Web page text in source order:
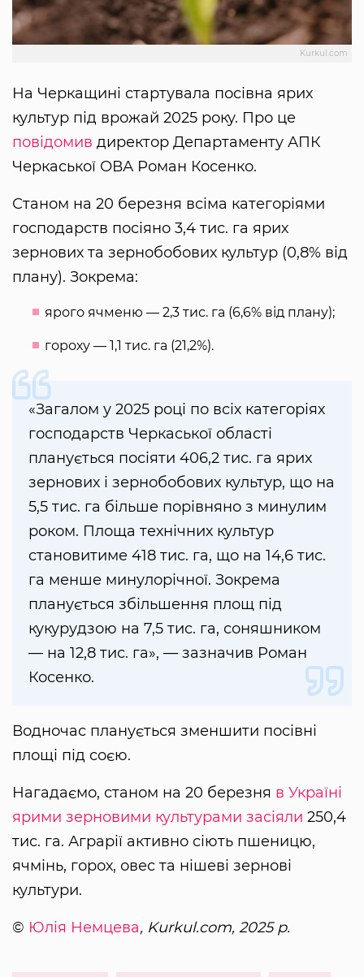
Kurkul.com
На Черкащині стартувала посівна ярих
культур під врожай 2025 року. Про це
повідомив директор Департаменту АПК
Черкаської ОВА Роман Косенко.
Станом на 20 березня всіма категоріями
господарств посіяно 3,4 тис. га ярих
зернових та зернобобових культур (0,8% від
плану). Зокрема:
ярого ячменю — 2,3 тис. га (6,6% від плану);
гороху — 1,1 тис. га (21,2%).
«Загалом у 2025 році по всіх категоріях
господарств Черкаської області
планується посіяти 406,2 тис. га ярих
зернових і зернобобових культур, що на
5,5 тис. га більше порівняно з минулим
роком. Площа технічних культур
становитиме 418 тис. га, що на 14,6 тис.
га менше минулорічної. Зокрема
планується збільшення площ під
кукурудзою на 7,5 тис. га, соняшником
— на 12,8 тис. га», — зазначив Роман
Косенко.
Водночас планується зменшити посівні
площі під соєю.
Нагадаємо, станом на 20 березня в Україні
ярими зерновими культурами засіяли 250,4
тис. га. Аграрії активно сіють пшеницю,
ячмінь, горох, овес та нішеві зернові
культури.
© Юлія Немцева, Kurkul.com, 2025 р.